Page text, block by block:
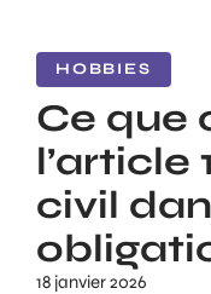
HOBBIES
Ce que
l’article
civil
18 janvier 2026